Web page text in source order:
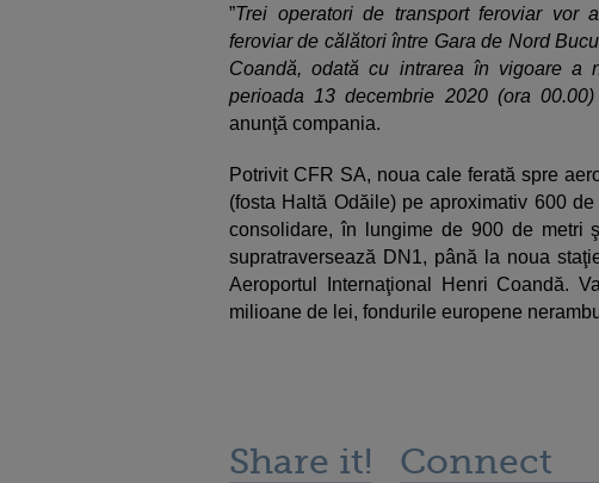
”Trei operatori de transport feroviar vor
feroviar de călători între Gara de Nord
Coandă, odată cu intrarea în vigoare a
perioada 13 decembrie 2020 (ora
anunţă compania.
Potrivit CFR SA, noua cale ferată spre
(fosta Haltă Odăile) pe aproximativ 600
consolidare, în lungime de 900 de metri
supratraversează DN1, până la noua
Aeroportul Internaţional Henri Coandă.
milioane de lei, fondurile europene
Share it! Connect